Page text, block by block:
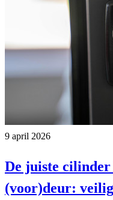
9 april 2026
De juiste
(voor)deur: